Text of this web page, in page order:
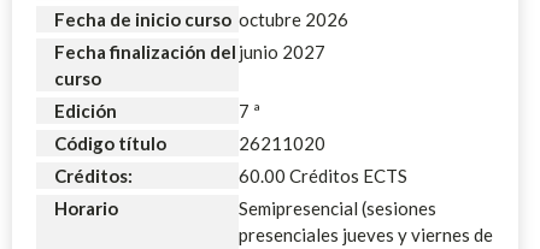
Fecha de inicio curso octubre 2026
Fecha finalización del
curso
junio 2027
Edición
7 ª
Código título
26211020
Créditos:
60.00 Créditos ECTS
Horario
Semipresencial (sesiones
presenciales jueves y viernes de